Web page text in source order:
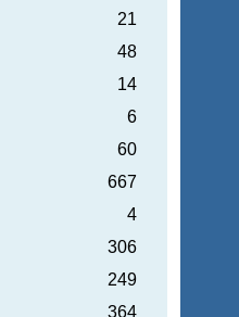
21
48
14
6
60
667
4
306
249
364